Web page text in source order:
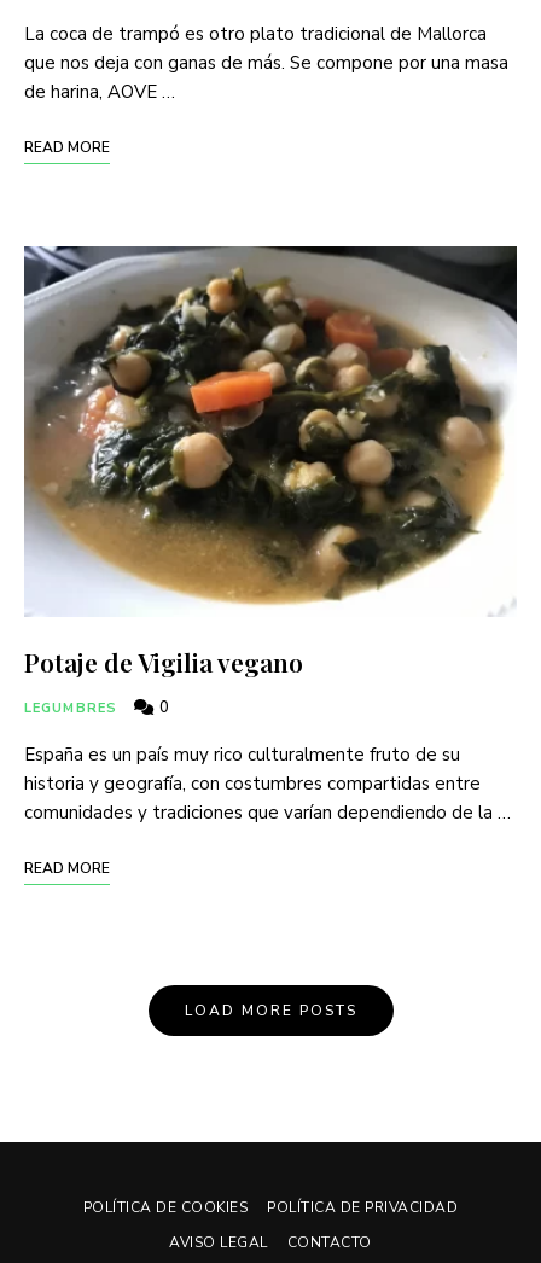
La coca de trampó es otro plato tradicional de Mallorca
que nos deja con ganas de más. Se compone por una masa
de harina, AOVE …
READ MORE
Potaje de Vigilia vegano
LEGUMBRES 0
España es un país muy rico culturalmente fruto de su
historia y geografía, con costumbres compartidas entre
comunidades y tradiciones que varían dependiendo de la …
READ MORE
Navigation
LOAD MORE POSTS
POLÍTICA DE COOKIES
POLÍTICA DE PRIVACIDAD
AVISO LEGAL
CONTACTO